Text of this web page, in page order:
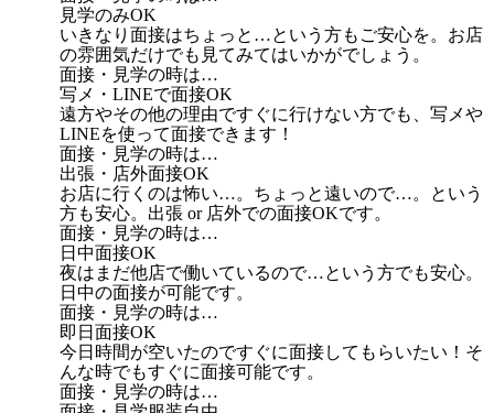
見学のみOK
いきなり面接はちょっと…という方もご安心を。お店
の雰囲気だけでも見てみてはいかがでしょう。
面接・見学の時は…
写メ・LINEで面接OK
遠方やその他の理由ですぐに行けない方でも、写メや
LINEを使って面接できます！
面接・見学の時は…
出張・店外面接OK
お店に行くのは怖い…。ちょっと遠いので…。という
方も安心。出張 or 店外での面接OKです。
面接・見学の時は…
日中面接OK
夜はまだ他店で働いているので…という方でも安心。
日中の面接が可能です。
面接・見学の時は…
即日面接OK
今日時間が空いたのですぐに面接してもらいたい！そ
んな時でもすぐに面接可能です。
面接・見学の時は…